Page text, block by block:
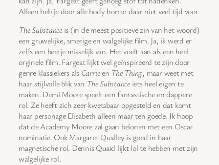
Alleen heb je door alle body horror daar niet veel tijd voor.
The Substanceis (in de meest positieve zin van het woord)
een gruwelijke, smerige en walgelijke film. Ja, ik werd er
zelfs een beetje misselijk van. Het voelt aan als een heel
orginele film. Fargeat lijkt wel geïnspireerd te zijn door
genre klassiekers als Carrieen The Thing, maar weet met
haar stijlvolle blik van The Substanceiets heel eigen te
maken. Demi Moore speelt een fantastische en dappere
rol. Ze heeft zich zeer kwetsbaar opgesteld en dat komt
haar personage Elisabeth alleen maar ten goede. Ik hoop
dat de Academy Moore zal gaan belonen met een Oscar
nominatie. Ook Margaret Qualley is goed in haar
magnetische rol. Dennis Quaid lijkt lol te hebben met zijn
walgelijke rol.